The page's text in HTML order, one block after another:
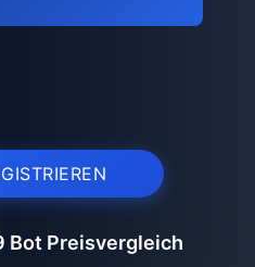
Bot Preisvergleich